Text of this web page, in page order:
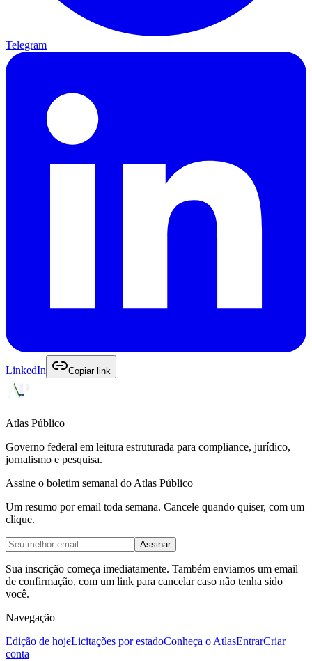
Telegram
LinkedIn Copiar link
Atlas Público
Governo federal em leitura estruturada para compliance, jurídico,
jornalismo e pesquisa.
Assine o boletim semanal do Atlas Público
Um resumo por email toda semana. Cancele quando quiser, com um
clique.
Assinar
Sua inscrição começa imediatamente. Também enviamos um email
de confirmação, com um link para cancelar caso não tenha sido
você.
Navegação
Edição de hojeLicitações por estadoConheça o AtlasEntrarCriar
conta